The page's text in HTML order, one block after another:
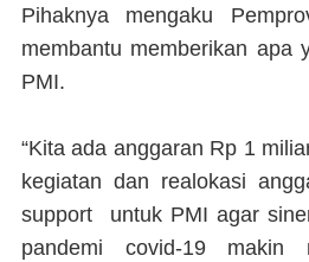
Pihaknya mengaku
membantu memberikan apa
PMI.
“Kita ada anggaran Rp 1
kegiatan dan realokasi
support untuk PMI agar
pandemi covid-19 makin